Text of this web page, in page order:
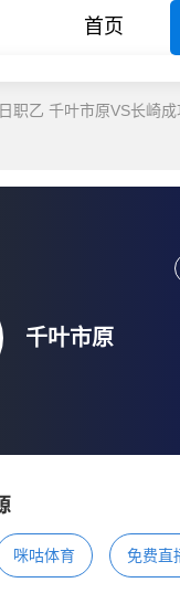
首页
日职乙 千叶市原VS长崎
千叶市原
咪咕体育 免费直